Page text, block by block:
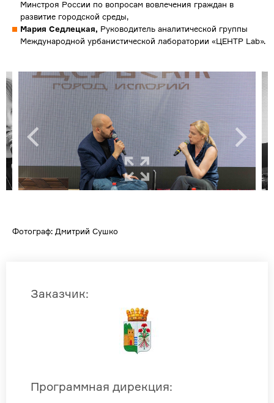
Минстроя России по вопросам вовлечения граждан в
развитие городской среды,
Мария Седлецкая, Руководитель аналитической группы
Международной урбанистической лаборатории «ЦЕНТР Lab».
Фотограф: Дмитрий Сушко
Заказчик:
Программная дирекция: